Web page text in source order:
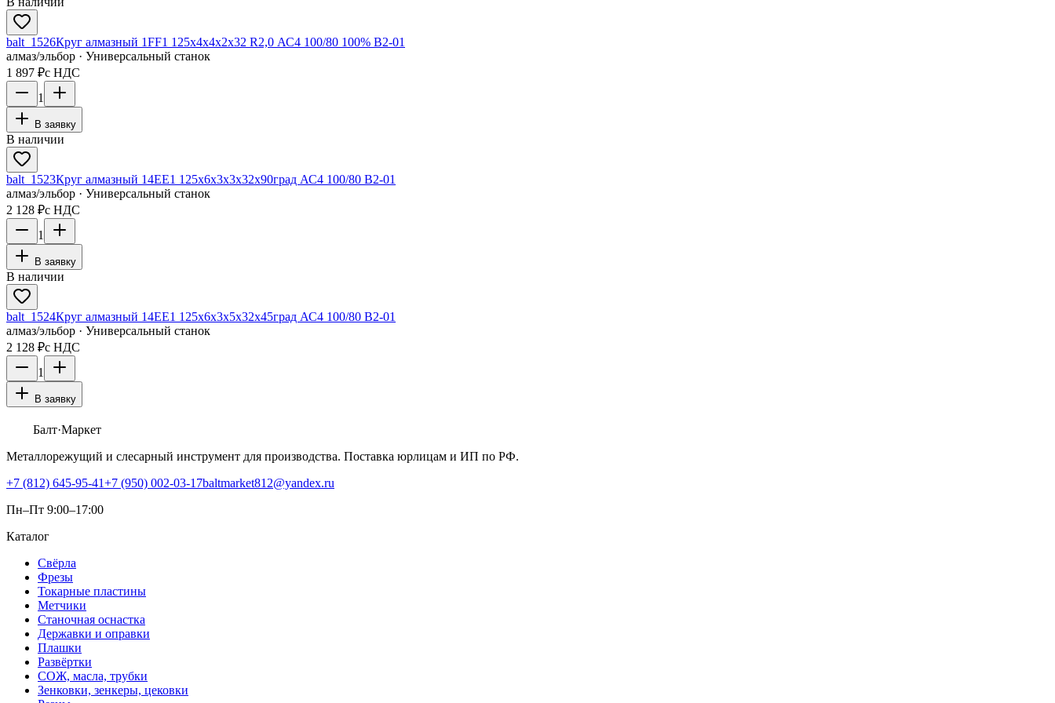
balt_1526Круг алмазный 1FF1 125х4х4х2х32 R2,0 АС4 100/80 100% В2-01
алмаз/эльбор · Универсальный станок
1 897 ₽с НДС
1
В заявку
В наличии
balt_1523Круг алмазный 14ЕЕ1 125х6х3х3х32х90град АС4 100/80 В2-01
алмаз/эльбор · Универсальный станок
2 128 ₽с НДС
1
В заявку
В наличии
balt_1524Круг алмазный 14ЕЕ1 125х6х3х5х32х45град АС4 100/80 В2-01
алмаз/эльбор · Универсальный станок
2 128 ₽с НДС
1
В заявку
Балт·Маркет
Металлорежущий и слесарный инструмент для производства. Поставка юрлицам и ИП по РФ.
+7 (812) 645-95-41+7 (950) 002-03-17baltmarket812@yandex.ru
Пн–Пт 9:00–17:00
Каталог
Свёрла
Фрезы
Токарные пластины
Метчики
Станочная оснастка
Державки и оправки
Плашки
Развёртки
СОЖ, масла, трубки
Зенковки, зенкеры, цековки